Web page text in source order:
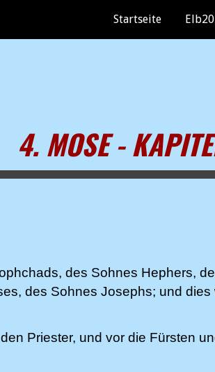
Startseite
4. MOSE -
des Sohnes Hephers,
des Sohnes Josephs; und
Priester, und vor die Fürsten